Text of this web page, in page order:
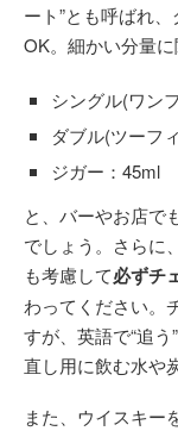
ート”とも呼ばれ
OK。細かい分量に
シングル(ワン
ダブル(ツーフ
ジガー：45ml
と、バーやお店で
でしょう。さらに
も考慮して必ずチ
わってください。
すが、英語で“追
直し用に飲む水や
また、ウイスキー